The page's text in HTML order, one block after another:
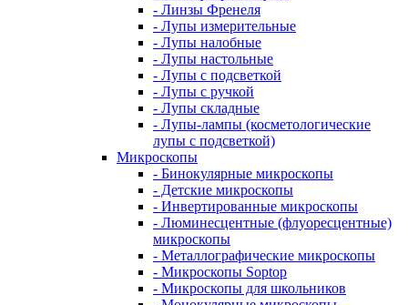
- Линзы Френеля
- Лупы измерительные
- Лупы налобные
- Лупы настольные
- Лупы с подсветкой
- Лупы с ручкой
- Лупы складные
- Лупы-лампы (косметологические
лупы с подсветкой)
Микроскопы
- Бинокулярные микроскопы
- Детские микроскопы
- Инвертированные микроскопы
- Люминесцентные (флуоресцентные)
микроскопы
- Металлографические микроскопы
- Микроскопы Soptop
- Микроскопы для школьников